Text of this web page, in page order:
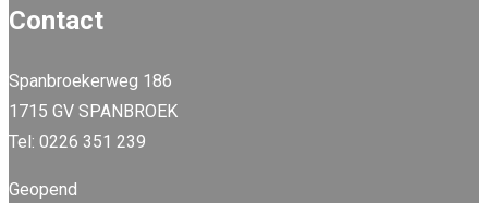
Contact
Spanbroekerweg 186
1715 GV SPANBROEK
Tel: 0226 351 239
Geopend